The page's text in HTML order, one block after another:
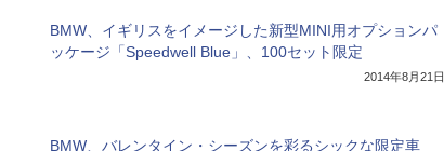
BMW、イギリスをイメージした新型MINI用オプションパ
ッケージ「Speedwell Blue」、100セット限定
2014年8月21日
BMW、バレンタイン・シーズンを彩るシックな限定車